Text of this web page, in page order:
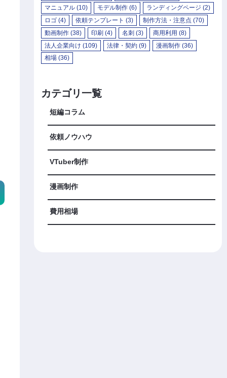
マニュアル(10) モデル制作(6) ランディングページ (2)
ロゴ(4) 依頼テンプレート (3) 制作方法・注意点 (70)
動画制作(38) 印刷 (4) 名刺 (3) 商用利用 (8)
法人企業向け (109) 法律・契約(9) 漫画制作 (36)
相場(36)
カテゴリ一覧
短編コラム
依頼ノウハウ
VTuber制作
漫画制作
費用相場